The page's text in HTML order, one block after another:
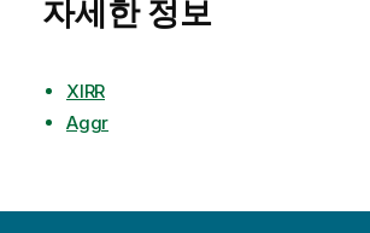
자세한 정보
XIRR
Aggr